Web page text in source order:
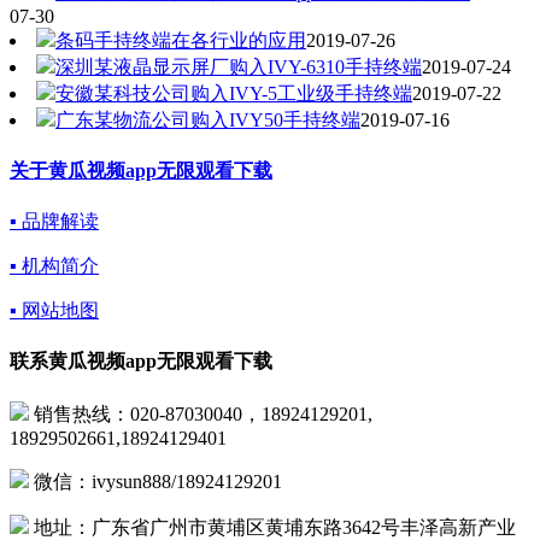
07-30
条码手持终端在各行业的应用 2019-07-26
深圳某液晶显示屏厂购入IVY-6310手持终端2019-07-24
安徽某科技公司购入IVY-5工业级手持终端2019-07-22
广东某物流公司购入IVY50手持终端2019-07-16
关于黄瓜视频app无限观看下载
▪ 品牌解读
▪ 机构简介
▪ 网站地图
联系黄瓜视频app无限观看下载
销售热线：020-87030040，18924129201,
18929502661,18924129401
微信：ivysun888/18924129201
地址：广东省广州市黄埔区黄埔东路3642号丰泽高新产业